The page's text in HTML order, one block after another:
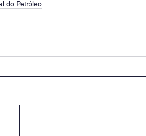
do Petróleo